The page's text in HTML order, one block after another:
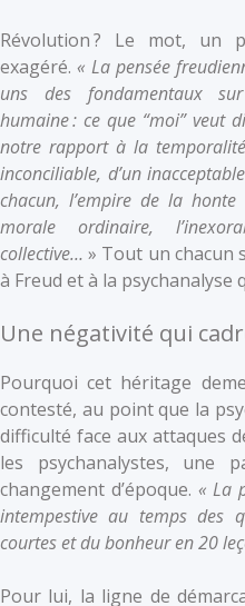
Révolution ? Le mot, un
exagéré.« La pensée
uns des fondamentaux
humaine : ce que “moi” veut
notre rapport à la
inconciliable, d’un
chacun, l’empire de la
morale ordinaire,
collective…» Tout un chacun
à Freud et à la psychanalyse
Une négativité qui
Pourquoi cet héritage
contesté, au point que la
difficulté face aux attaques
les psychanalystes, une
changement d’époque. « La
intempestive au temps des
courtes et du bonheur en 20
Pour lui, la ligne de